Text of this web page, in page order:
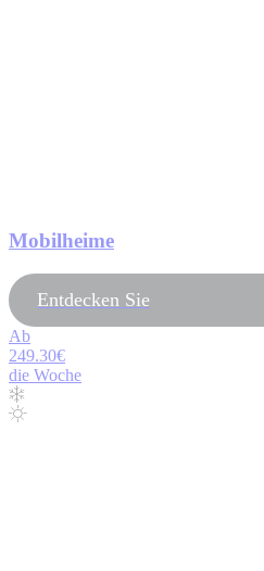
Mobilheime
Entdecken Sie
Ab
249.30€
die Woche